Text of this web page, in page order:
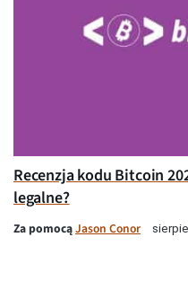
Recenzja kodu Bitcoin
legalne?
Za pomocąJason Conor